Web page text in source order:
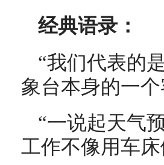
经典语录：
“我们代表的
象台本身的一
“一说起天气
工作不像用车